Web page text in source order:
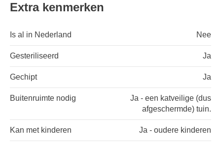
Extra kenmerken
Is al in Nederland Nee
Gesteriliseerd Ja
Gechipt Ja
Buitenruimte nodig
Ja - een katveilige (dus
afgeschermde) tuin.
Kan met kinderen Ja - oudere kinderen